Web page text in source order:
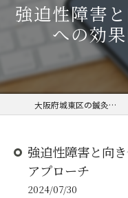
強迫性障害
への効
大阪府城東区の鍼灸院ならConnect将鍼灸院
強迫性障害と向
アプローチ
2024/07/30